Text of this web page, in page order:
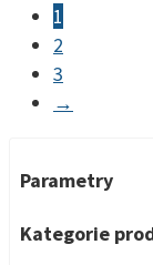
1
2
3
→
Parametry
Kategorie